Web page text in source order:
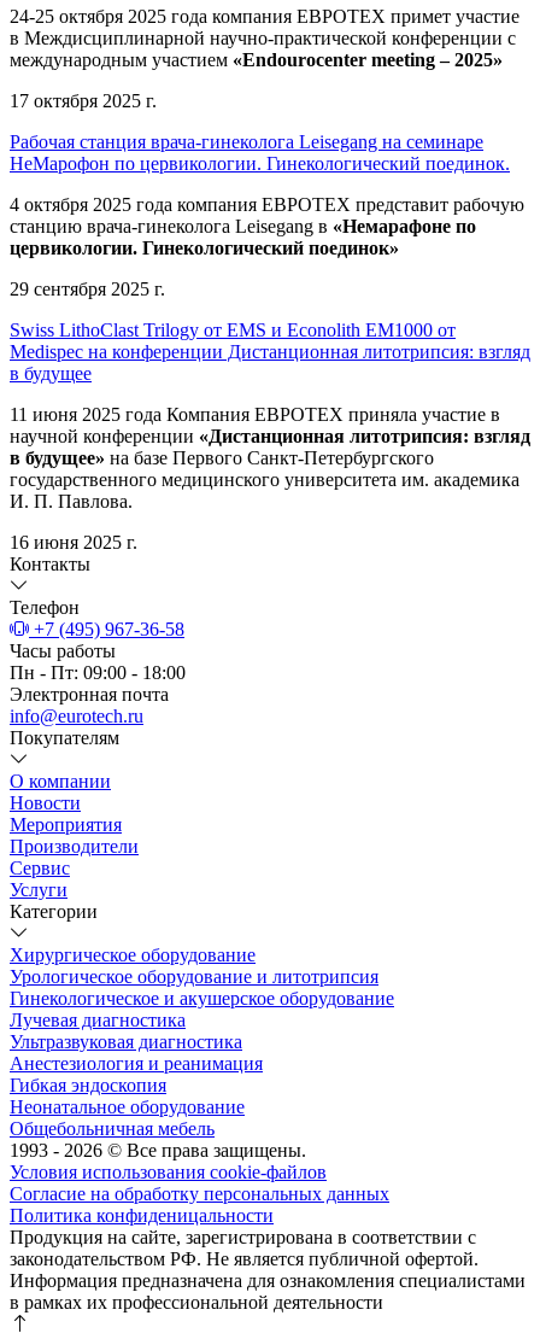
24-25 октября 2025 года компания ЕВРОТЕХ примет участие
в Междисциплинарной научно-практической конференции с
международным участием «Endourocenter meeting – 2025»
17 октября 2025 г.
Рабочая станция врача-гинеколога Leisegang на семинаре
НеМарофон по цервикологии. Гинекологический поединок.
4 октября 2025 года компания ЕВРОТЕХ представит рабочую
станцию врача-гинеколога Leisegang в «Немарафоне по
цервикологии. Гинекологический поединок»
29 сентября 2025 г.
Swiss LithoClast Trilogy от EMS и Econolith ЕМ1000 от
Medispec на конференции Дистанционная литотрипсия: взгляд
в будущее
11 июня 2025 года Компания ЕВРОТЕХ приняла участие в
научной конференции «Дистанционная литотрипсия: взгляд
в будущее» на базе Первого Санкт-Петербургского
государственного медицинского университета им. академика
И. П. Павлова.
16 июня 2025 г.
Контакты
Телефон
+7 (495) 967-36-58
Часы работы
Пн - Пт: 09:00 - 18:00
Электронная почта
info@eurotech.ru
Покупателям
О компании
Новости
Мероприятия
Производители
Сервис
Услуги
Категории
Хирургическое оборудование
Урологическое оборудование и литотрипсия
Гинекологическое и акушерское оборудование
Лучевая диагностика
Ультразвуковая диагностика
Анестезиология и реанимация
Гибкая эндоскопия
Неонатальное оборудование
Общебольничная мебель
1993 - 2026 © Все права защищены.
Условия использования cookie-файлов
Согласие на обработку персональных данных
Политика конфиденицальности
Продукция на сайте, зарегистрирована в соответствии с
законодательством РФ. Не является публичной офертой.
Информация предназначена для ознакомления специалистами
в рамках их профессиональной деятельности